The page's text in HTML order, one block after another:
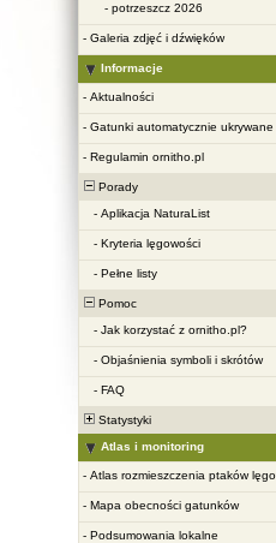
- potrzeszcz 2026
- Galeria zdjęć i dźwięków
Informacje
- Aktualności
- Gatunki automatycznie ukrywane
- Regulamin ornitho.pl
Porady
- Aplikacja NaturaList
- Kryteria lęgowości
- Pełne listy
Pomoc
- Jak korzystać z ornitho.pl?
- Objaśnienia symboli i skrótów
- FAQ
Statystyki
Atlas i monitoring
- Atlas rozmieszczenia ptaków
- Mapa obecności gatunków
- Podsumowania lokalne